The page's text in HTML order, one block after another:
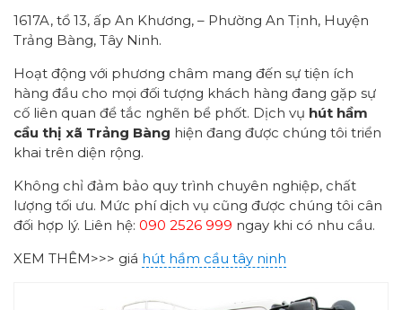
1617A, tổ 13, ấp An Khương, – Phường An Tịnh, Huyện
Trảng Bàng, Tây Ninh.
Hoạt động với phương châm mang đến sự tiện ích
hàng đầu cho mọi đối tượng khách hàng đang gặp sự
cố liên quan để tắc nghẽn bể phốt. Dịch vụ hút hầm
cầu thị xã Trảng Bàng hiện đang được chúng tôi triển
khai trên diện rộng.
Không chỉ đảm bảo quy trình chuyên nghiệp, chất
lượng tối ưu. Mức phí dịch vụ cũng được chúng tôi cân
đối hợp lý. Liên hệ: 090 2526 999 ngay khi có nhu cầu.
XEM THÊM>>> giá hút hầm cầu tây ninh